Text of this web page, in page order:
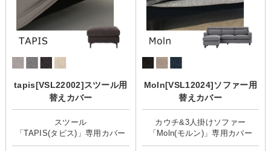
tapis[VSL22002]スツール用
替えカバー
スツール
Moln[VSL12024]ソファー用
替えカバー
カウチ&3人掛けソファー